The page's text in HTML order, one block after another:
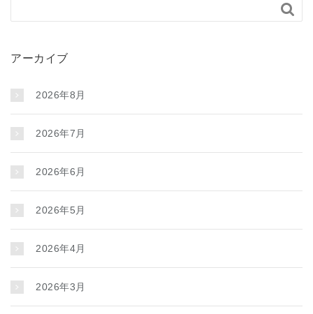

アーカイブ
2026年8月
2026年7月
2026年6月
2026年5月
2026年4月
2026年3月